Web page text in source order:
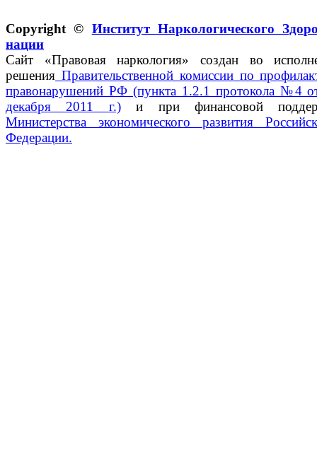
Copyright © Институт Наркологического
нации
Сайт «Правовая наркология» создан во
решения Правительственной комиссии по
правонарушений РФ (пункта 1.2.1 протокола №4
декабря 2011 г.)и при финансовой
Министерства экономического развития
Федерации.